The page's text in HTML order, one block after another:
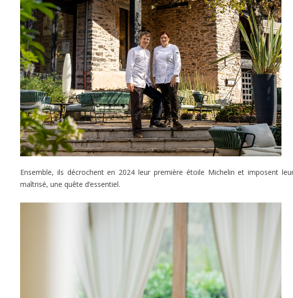
Ensemble, ils décrochent en 2024 leur première étoile Michelin et imposent
maîtrisé, une quête d’essentiel.